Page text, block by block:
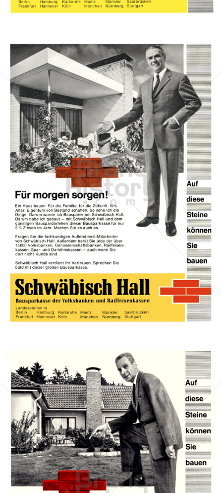
Bild-ID: 13609
BAUSPARKASSE SCHWÄBISCH HALL
Bausparkasse Schwäbisch Hall AG
1967
Bild-ID: 13417